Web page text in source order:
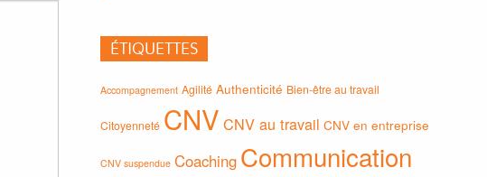
ÉTIQUETTES
Accompagnement Agilité Authenticité Bien-être au travail
Citoyenneté CNV CNV au travail CNV en entreprise
CNV suspendue Coaching Communication